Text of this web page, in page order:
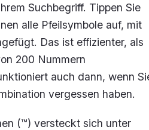
Suchbegriff. Tippen Sie
alle Pfeilsymbole auf, mit
Das ist effizienter, als
200 Nummern
auch dann, wenn
vergessen haben.
(™) versteckt sich unter